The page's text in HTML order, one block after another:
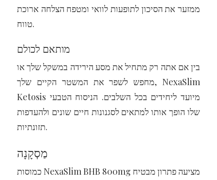
ממזער את הסיכון לתופעות לוואי ומטפח הצלחה ארוכת
טווח.
מותאם לכולם
בין אם אתה רק מתחיל את מסע הירידה במשקל שלך או
מחפש לשפר את המשטר הקיים שלך, NexaSlim
Ketosis מיועד ליחידים בכל השלבים. הניסוח הטבעי
שלו הופך אותו למתאים לסגנונות חיים שונים ולהעדפות
תזונתיות.
מַסְקָנָה
כמוסות NexaSlim BHB 800mg מציעה פתרון מבטיח